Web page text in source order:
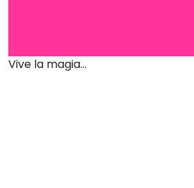
Vive la magia...